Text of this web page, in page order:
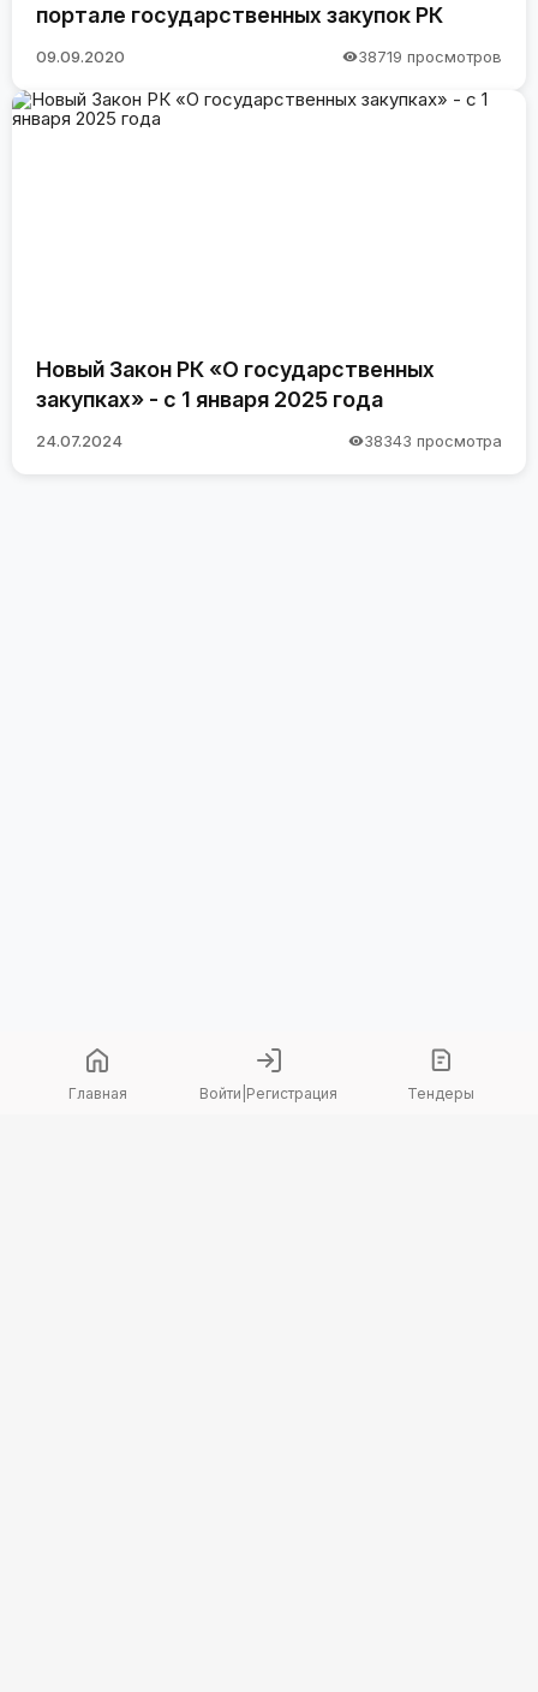
Главная Войти Регистрация Тендеры
портале государственных закупок РК
09.09.2020 38719 просмотров
Новый Закон РК «О государственных
закупках» - с 1 января 2025 года
24.07.2024 38343 просмотра